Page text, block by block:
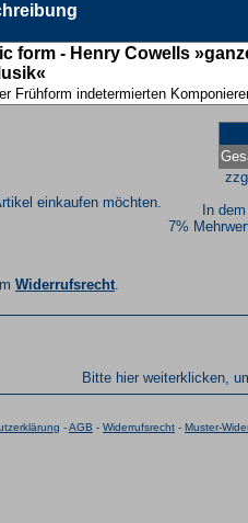
form - Henry Cowells
Frühform indetermierten
In
7%
einkaufen möchten.
Widerrufsrecht.
Bitte hier weiterklicken,
-AGB - Widerrufsrecht - Muster-